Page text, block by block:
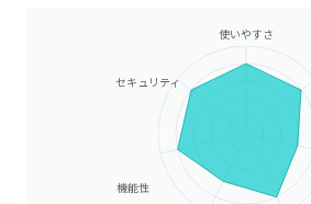
使いやすさ
機能性
セキュリティ